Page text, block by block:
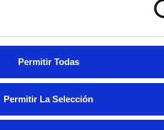
Permitir Todas
Permitir La Selección